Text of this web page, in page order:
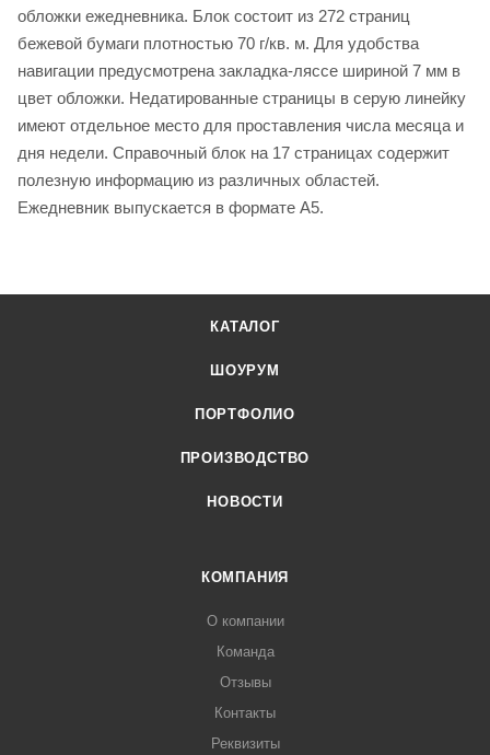
обложки ежедневника. Блок состоит из 272 страниц
бежевой бумаги плотностью 70 г/кв. м. Для удобства
навигации предусмотрена закладка-ляссе шириной 7 мм в
цвет обложки. Недатированные страницы в серую линейку
имеют отдельное место для проставления числа месяца и
дня недели. Справочный блок на 17 страницах содержит
полезную информацию из различных областей.
Ежедневник выпускается в формате А5.
КАТАЛОГ
ШОУРУМ
ПОРТФОЛИО
ПРОИЗВОДСТВО
НОВОСТИ
КОМПАНИЯ
О компании
Команда
Отзывы
Контакты
Реквизиты